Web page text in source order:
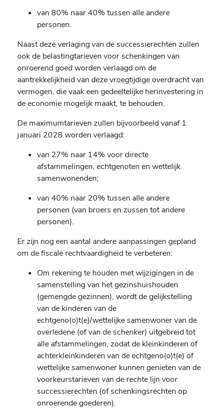
van 80% naar 40% tussen alle andere
personen.
Naast deze verlaging van de successierechten zullen
ook de belastingtarieven voor schenkingen van
onroerend goed worden verlaagd om de
aantrekkelijkheid van deze vroegtijdige overdracht van
vermogen, die vaak een gedeeltelijke herinvestering in
de economie mogelijk maakt, te behouden.
De maximumtarieven zullen bijvoorbeeld vanaf 1
januari 2028 worden verlaagd:
van 27% naar 14% voor directe
afstammelingen, echtgenoten en wettelijk
samenwonenden;
van 40% naar 20% tussen alle andere
personen (van broers en zussen tot andere
personen).
Er zijn nog een aantal andere aanpassingen gepland
om de fiscale rechtvaardigheid te verbeteren:
Om rekening te houden met wijzigingen in de
samenstelling van het gezinshuishouden
(gemengde gezinnen), wordt de gelijkstelling
van de kinderen van de
echtgeno(o)t(e)/wettelijke samenwoner van de
overledene (of van de schenker) uitgebreid tot
alle afstammelingen, zodat de kleinkinderen of
achterkleinkinderen van de echtgeno(o)t(e) of
wettelijke samenwoner kunnen genieten van de
voorkeurstarieven van de rechte lijn voor
successierechten (of schenkingsrechten op
onroerende goederen).